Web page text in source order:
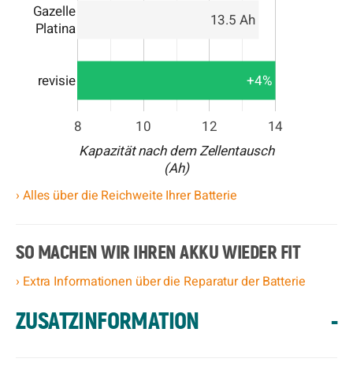
8 10 12 14
Gazelle
Platina
revisie
13.5 Ah
+4%
Kapazität nach dem Zellentausch
(Ah)
› Alles über die Reichweite Ihrer Batterie
SO MACHEN WIR IHREN AKKU WIEDER FIT
› Extra Informationen über die Reparatur der Batterie
ZUSATZINFORMATION -